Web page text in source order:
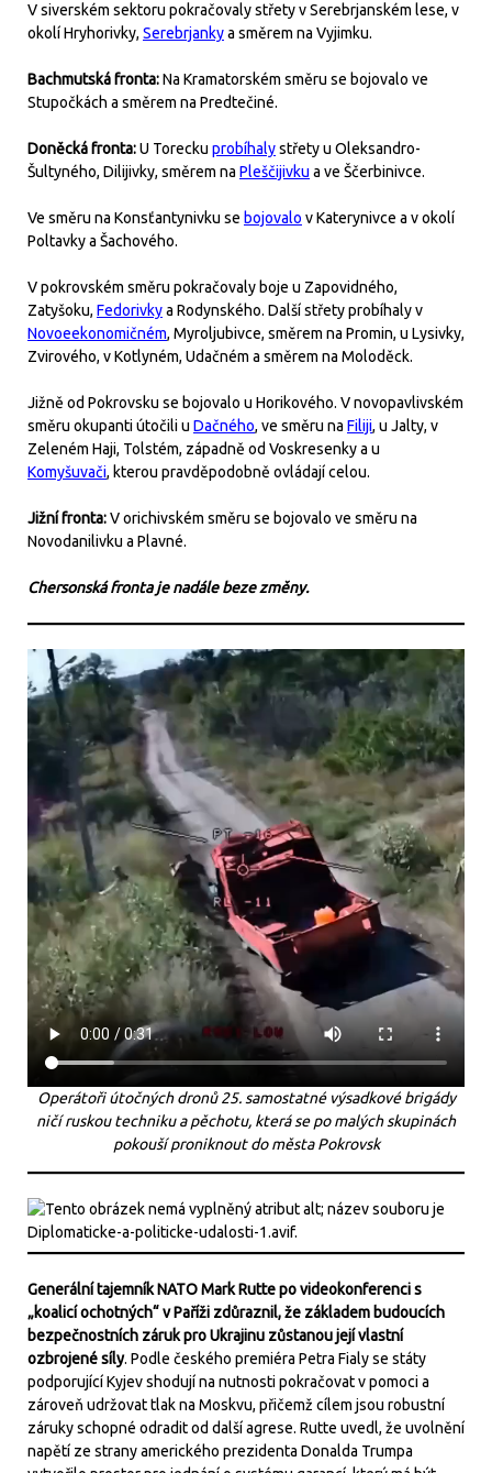
V siverském sektoru pokračovaly střety v Serebrjanském lese, v
okolí Hryhorivky, Serebrjankya směrem na Vyjimku.
Bachmutská fronta:Na Kramatorském směru se bojovalo ve
Stupočkách a směrem na Predtečiné.
Doněcká fronta:U Torecku probíhalystřety u Oleksandro-
Šultyného, Dilijivky, směrem na Pleščijivku a ve Ščerbinivce.
Ve směru na Konsťantynivku se bojovalo v Katerynivce a v okolí
Poltavky a Šachového.
V pokrovském směru pokračovaly boje u Zapovidného,
Zatyšoku, Fedorivkya Rodynského. Další střety probíhaly v
Novoeekonomičném, Myroljubivce, směrem na Promin, u Lysivky,
Zvirového, v Kotlyném, Udačném a směrem na Moloděck.
Jižně od Pokrovsku se bojovalo u Horikového. V novopavlivském
směru okupanti útočili u Dačného, ve směru na Filiji, u Jalty, v
Zeleném Haji, Tolstém, západně od Voskresenky a u
Komyšuvači, kterou pravděpodobně ovládají celou.
Jižní fronta:V orichivském směru se bojovalo ve směru na
Novodanilivku a Plavné.
Chersonská fronta je nadále beze změny.
Operátoři útočných dronů 25. samostatné výsadkové brigády
ničí ruskou techniku a pěchotu, která se po malých skupinách
pokouší proniknout do města Pokrovsk
Generální tajemník NATO Mark Rutte po videokonferenci s
„koalicí ochotných“ v Paříži zdůraznil, že základem budoucích
bezpečnostních záruk pro Ukrajinu zůstanou její vlastní
ozbrojené síly. Podle českého premiéra Petra Fialy se státy
podporující Kyjev shodují na nutnosti pokračovat v pomoci a
zároveň udržovat tlak na Moskvu, přičemž cílem jsou robustní
záruky schopné odradit od další agrese. Rutte uvedl, že uvolnění
napětí ze strany amerického prezidenta Donalda Trumpa